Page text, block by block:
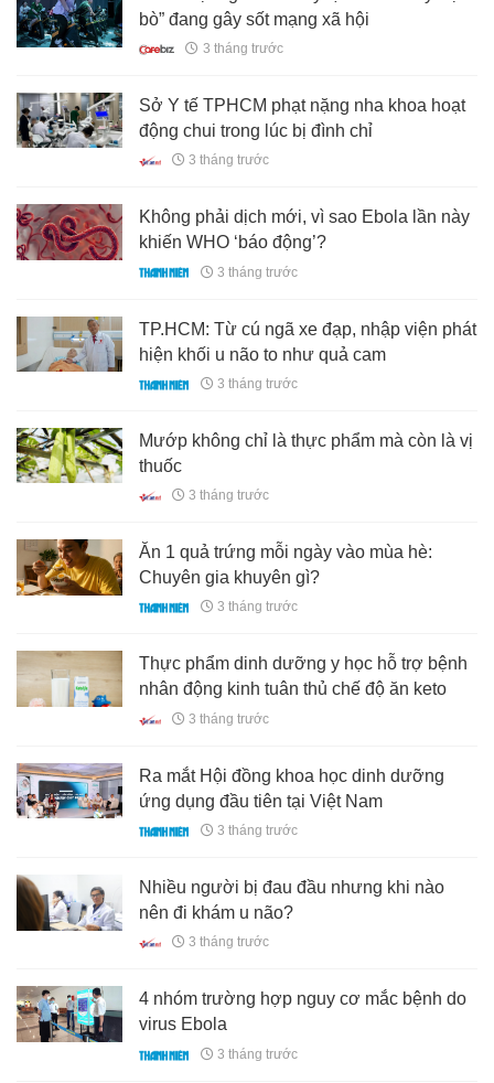
bò” đang gây sốt mạng xã hội
3 tháng trước
Sở Y tế TPHCM phạt nặng nha khoa hoạt
động chui trong lúc bị đình chỉ
3 tháng trước
Không phải dịch mới, vì sao Ebola lần này
khiến WHO ‘báo động’?
3 tháng trước
TP.HCM: Từ cú ngã xe đạp, nhập viện phát
hiện khối u não to như quả cam
3 tháng trước
Mướp không chỉ là thực phẩm mà còn là vị
thuốc
3 tháng trước
Ăn 1 quả trứng mỗi ngày vào mùa hè:
Chuyên gia khuyên gì?
3 tháng trước
Thực phẩm dinh dưỡng y học hỗ trợ bệnh
nhân động kinh tuân thủ chế độ ăn keto
3 tháng trước
Ra mắt Hội đồng khoa học dinh dưỡng
ứng dụng đầu tiên tại Việt Nam
3 tháng trước
Nhiều người bị đau đầu nhưng khi nào
nên đi khám u não?
3 tháng trước
4 nhóm trường hợp nguy cơ mắc bệnh do
virus Ebola
3 tháng trước